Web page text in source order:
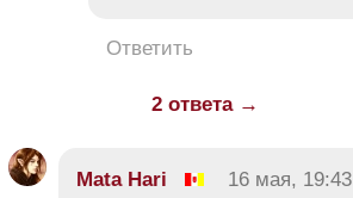
Ответить
2 ответа →
Mata Hari 16 мая, 19:43